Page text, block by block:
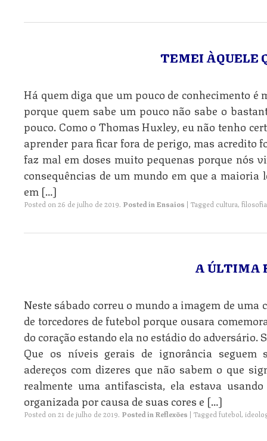
TEMEI ÀQUELE
Há quem diga que um pouco de conhecimento é
porque quem sabe um pouco não sabe o
pouco. Como o Thomas Huxley, eu não tenho
aprender para ficar fora de perigo, mas acredito
faz mal em doses muito pequenas porque nós
consequências de um mundo em que a
em […]
Posted on 26 de julho de 2019. Posted in Ensaios | Tagged cultura, filosofia
A ÚLTIMA
Neste sábado correu o mundo a imagem de
de torcedores de futebol porque ousara
do coração estando ela no estádio do adversário.
Que os níveis gerais de ignorância seguem
adereços com dizeres que não sabem o que
realmente uma antifascista, ela estava
organizada por causa de suas cores e […]
Posted on21 de julho de 2019. Posted inReflexões | Taggedfutebol,